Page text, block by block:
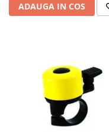
ADAUGA IN COS